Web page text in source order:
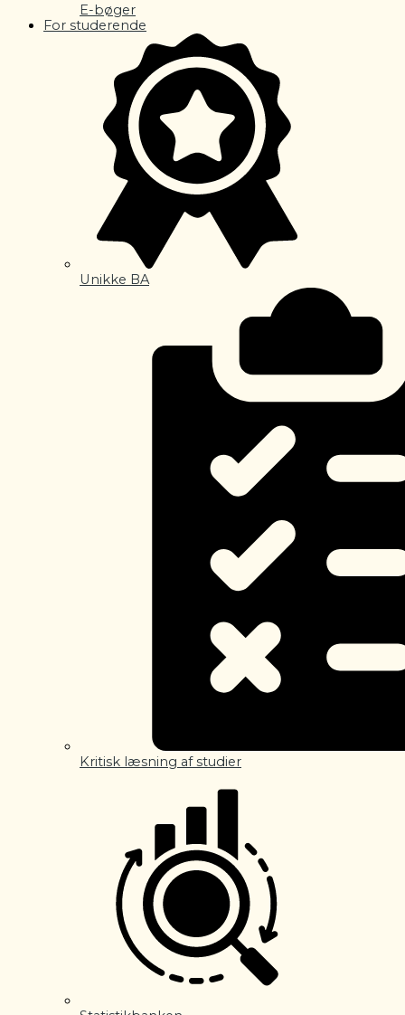
E-bøger
For studerende
Unikke BA
Kritisk læsning af studier